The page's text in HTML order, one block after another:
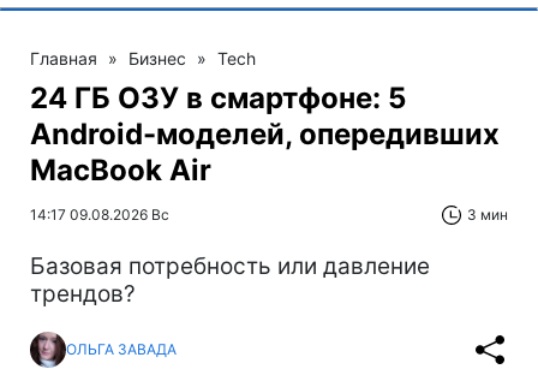
Главная » Бизнес » Tech
24 ГБ ОЗУ в смартфоне: 5
Android-моделей, опередивших
MacBook Air
14:17 09.08.2026 Вс 3 мин
Базовая потребность или давление
трендов?
ОЛЬГА ЗАВАДА